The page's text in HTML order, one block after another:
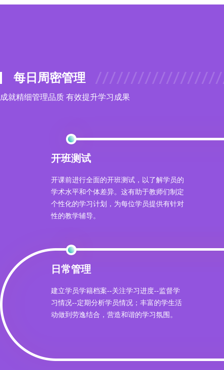
每日周密管理
成就精细管理品质 有效提升学习成果
开班测试
开课前进行全面的开班测试，以了解学员的
学术水平和个体差异。这有助于教师们制定
个性化的学习计划，为每位学员提供有针对
性的教学辅导。
日常管理
建立学员学籍档案--关注学习进度--监督学
习情况--定期分析学员情况；丰富的学生活
动做到劳逸结合，营造和谐的学习氛围。